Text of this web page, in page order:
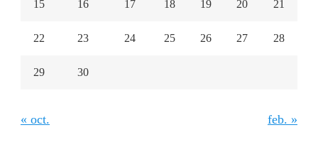
15 16 17 18 19 20 21
22 23 24 25 26 27 28
29 30
« oct. feb. »